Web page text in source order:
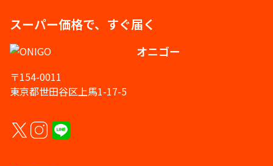
スーパー価格で、すぐ届く
オニゴー
〒154-0011
東京都世田谷区上馬1-17-5